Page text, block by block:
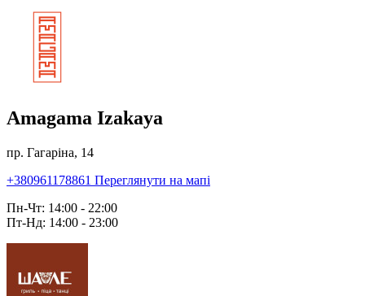
Amagama Izakaya
пр. Гагаріна, 14
+380961178861 Переглянути на мапі
Пн-Чт: 14:00 - 22:00
Пт-Нд: 14:00 - 23:00